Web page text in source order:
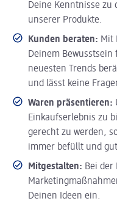
Deine Kenntnisse zu
unserer Produkte.
Kunden beraten: Mit
Deinem
neuesten Trends
und lässt keine
Waren präsentieren:
Einkaufserlebnis zu
gerecht zu werden,
immer befüllt und
Mitgestalten: Bei der
Deinen Ideen ein.